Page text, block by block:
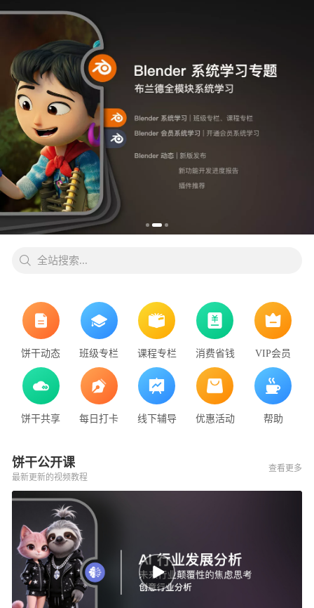
全站搜索...
饼干动态 班级专栏 课程专栏 消费省钱 VIP会员
饼干共享 每日打卡 线下辅导 优惠活动 帮助
饼干公开课
最新更新的视频教程
查看更多